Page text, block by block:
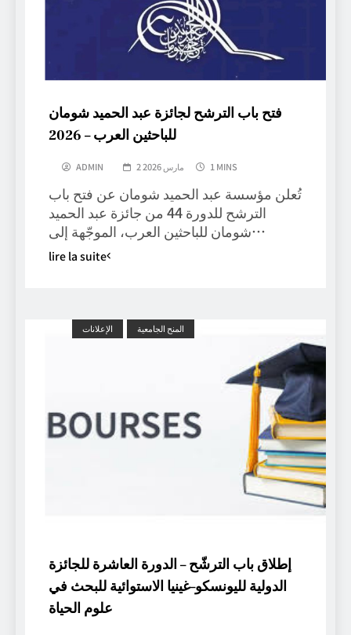
فتح باب الترشح لجائزة عبد الحميد شومان
للباحثين العرب – 2026
ADMIN 2 مارس 2026 1 MINS
تُعلن مؤسسة عبد الحميد شومان عن فتح باب
الترشح للدورة 44 من جائزة عبد الحميد
شومان للباحثين العرب، الموجّهة إلى…
lire la suite
الإعلانات المنح الجامعية
إطلاق باب الترشّح – الدورة العاشرة للجائزة
الدولية لليونسكو–غينيا الاستوائية للبحث في
علوم الحياة